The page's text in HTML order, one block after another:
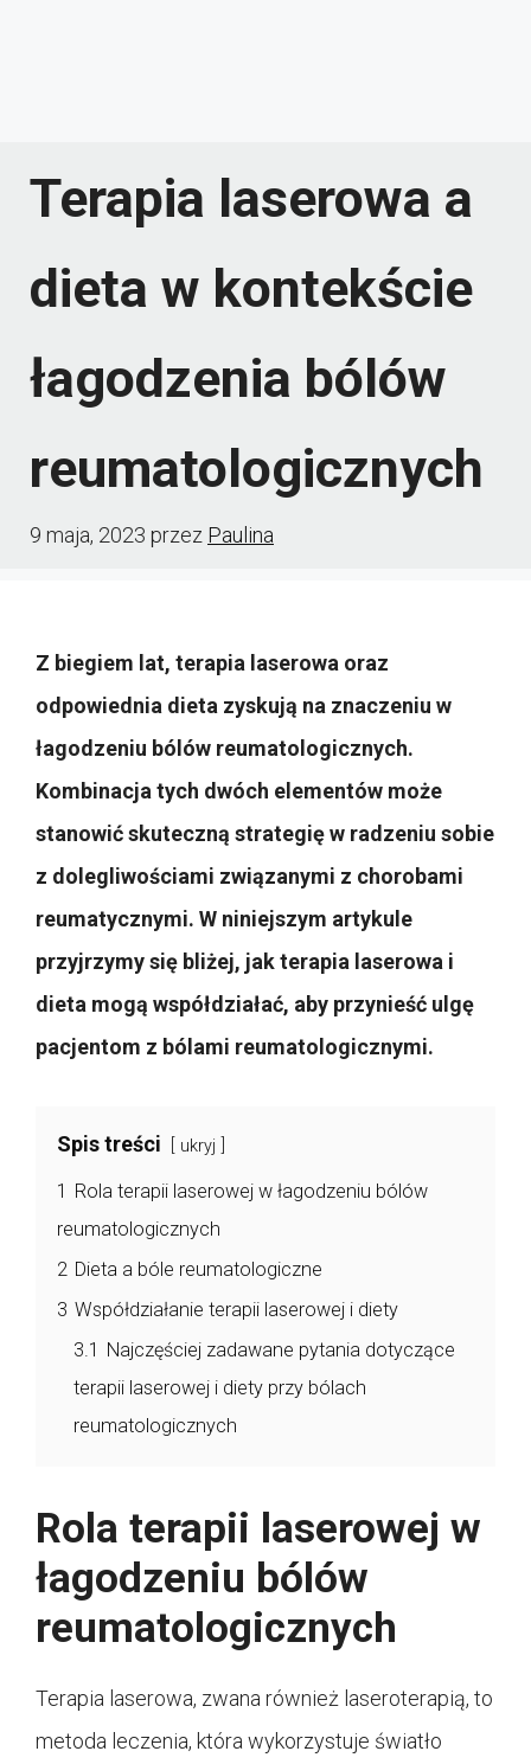
Terapia laserowa a
dieta w kontekście
łagodzenia bólów
reumatologicznych
9 maja, 2023 przez Paulina
Z biegiem lat, terapia laserowa oraz
odpowiednia dieta zyskują na znaczeniu w
łagodzeniu bólów reumatologicznych.
Kombinacja tych dwóch elementów może
stanowić skuteczną strategię w radzeniu sobie
z dolegliwościami związanymi z chorobami
reumatycznymi. W niniejszym artykule
przyjrzymy się bliżej, jak terapia laserowa i
dieta mogą współdziałać, aby przynieść ulgę
pacjentom z bólami reumatologicznymi.
Spis treści ukryj
1 Rola terapii laserowej w łagodzeniu bólów
reumatologicznych
2 Dieta a bóle reumatologiczne
3 Współdziałanie terapii laserowej i diety
3.1 Najczęściej zadawane pytania dotyczące
terapii laserowej i diety przy bólach
reumatologicznych
Rola terapii laserowej w
łagodzeniu bólów
reumatologicznych
Terapia laserowa, zwana również laseroterapią, to
metoda leczenia, która wykorzystuje światło